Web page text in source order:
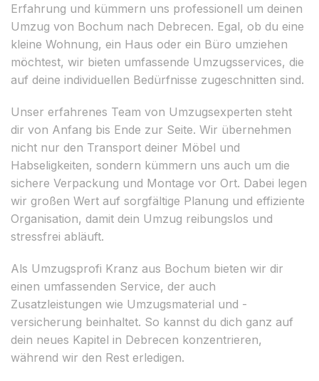
Erfahrung und kümmern uns professionell um deinen
Umzug von Bochum nach Debrecen. Egal, ob du eine
kleine Wohnung, ein Haus oder ein Büro umziehen
möchtest, wir bieten umfassende Umzugsservices, die
auf deine individuellen Bedürfnisse zugeschnitten sind.
Unser erfahrenes Team von Umzugsexperten steht
dir von Anfang bis Ende zur Seite. Wir übernehmen
nicht nur den Transport deiner Möbel und
Habseligkeiten, sondern kümmern uns auch um die
sichere Verpackung und Montage vor Ort. Dabei legen
wir großen Wert auf sorgfältige Planung und effiziente
Organisation, damit dein Umzug reibungslos und
stressfrei abläuft.
Als Umzugsprofi Kranz aus Bochum bieten wir dir
einen umfassenden Service, der auch
Zusatzleistungen wie Umzugsmaterial und -
versicherung beinhaltet. So kannst du dich ganz auf
dein neues Kapitel in Debrecen konzentrieren,
während wir den Rest erledigen.